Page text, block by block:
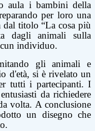
aula i bambini della
per loro una
dal titolo “La cosa più
dagli animali sulla
individuo.
gli animali e
d'età, si è rivelato un
tutti i partecipanti. I
da richiedere
volta. A conclusione
un disegno che